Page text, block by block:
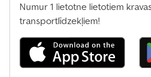
Numur 1 lietotne lietotiem
transportlīdzekļiem!